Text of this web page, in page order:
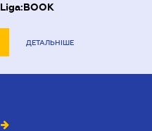
Liga:BOOK
ДЕТАЛЬНІШЕ